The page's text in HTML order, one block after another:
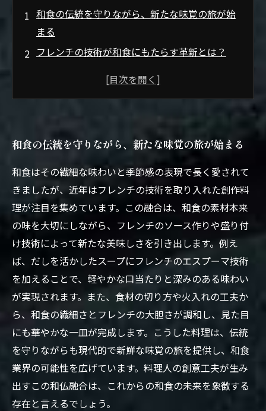
和食の伝統を守りながら、新たな味覚の旅が始
まる
フレンチの技術が和食にもたらす革新とは？
創作料理の舞台裏：料理人が追求する和と仏の
素材の魅力を最大限に引き出す和仏ハーモニー
和食×フレンチの創作料理が切り拓く未来の味
わい
和食伝統の心とフレンチ技術が生み出す新感覚
メニュー
独自の世界観を持つ和食フレンチ融合の魅力と
は？
和食の伝統を守りながら、新たな味覚の旅が始まる
和食はその繊細な味わいと季節感の表現で長く愛されて
きましたが、近年はフレンチの技術を取り入れた創作料
理が注目を集めています。この融合は、和食の素材本来
の味を大切にしながら、フレンチのソース作りや盛り付
け技術によって新たな美味しさを引き出します。例え
ば、だしを活かしたスープにフレンチのエスプーマ技術
を加えることで、軽やかな口当たりと深みのある味わい
が実現されます。また、食材の切り方や火入れの工夫か
ら、和食の繊細さとフレンチの大胆さが調和し、見た目
にも華やかな一皿が完成します。こうした料理は、伝統
を守りながらも現代的で新鮮な味覚の旅を提供し、和食
業界の可能性を広げています。料理人の創意工夫が生み
出すこの和仏融合は、これからの和食の未来を象徴する
存在と言えるでしょう。